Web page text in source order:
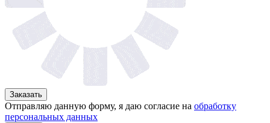
Заказать
Отправляю данную форму, я даю согласие на обработку
персональных данных